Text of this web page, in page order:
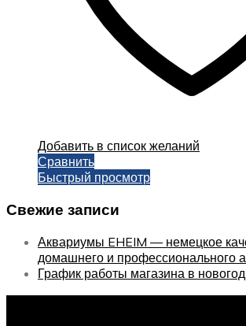
Добавить в список желаний
Сравнить
Быстрый просмотр
Свежие записи
Аквариумы EHEIM — немецкое
домашнего и профессионального
График работы магазина в